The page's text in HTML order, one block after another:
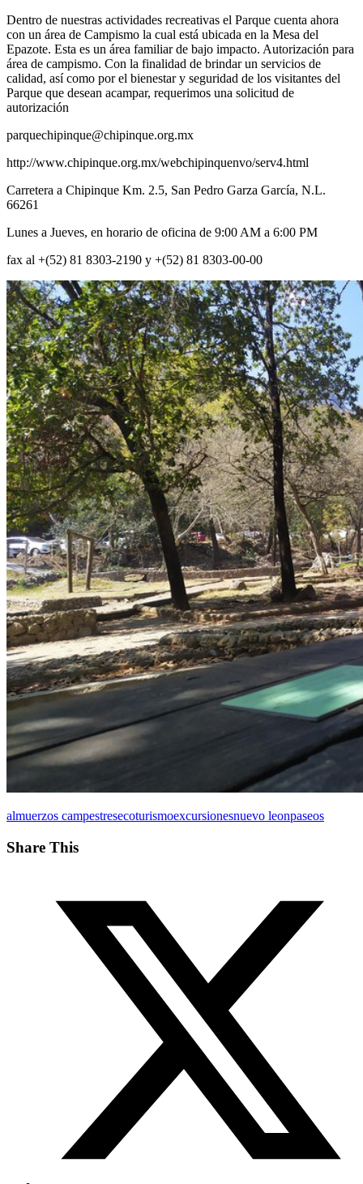
Dentro de nuestras actividades recreativas el Parque cuenta ahora
con un área de Campismo la cual está ubicada en la Mesa del
Epazote. Esta es un área familiar de bajo impacto. Autorización para
área de campismo. Con la finalidad de brindar un servicios de
calidad, así como por el bienestar y seguridad de los visitantes del
Parque que desean acampar, requerimos una solicitud de
autorización
parquechipinque@chipinque.org.mx
http://www.chipinque.org.mx/webchipinquenvo/serv4.html
Carretera a Chipinque Km. 2.5, San Pedro Garza García, N.L.
66261
Lunes a Jueves, en horario de oficina de 9:00 AM a 6:00 PM
fax al +(52) 81 8303-2190 y +(52) 81 8303-00-00
almuerzos campestresecoturismoexcursionesnuevo leonpaseos
Share This